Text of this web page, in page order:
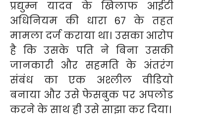
प्रद्युम्न यादव के खिलाफ आईटी
अधिनियम की धारा 67 के तहत
मामला दर्ज कराया था। उसका आरोप
है कि उसके पति ने बिना उसकी
जानकारी और सहमति के अंतरंग
संबंध का एक अश्लील वीडियो
बनाया और उसे फेसबुक पर अपलोड
करने के साथ ही उसे साझा कर दिया।